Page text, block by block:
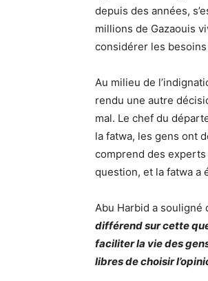
depuis des années,
millions de Gazaouis
considérer les
Au milieu de
rendu une autre
mal. Le chef du
la fatwa, les gens ont
comprend des
question, et la fatwa a
Abu Harbid a
différend sur cette
faciliter la vie des
libres de choisir